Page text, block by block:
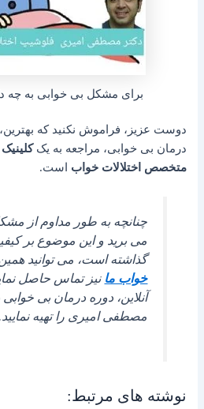
برای مشکل بی خوابی به چه
دوست عزیز، فراموش نکنید که
درمان بی خوابی، مراجعه به یک
متخصص اختلالات خواب است.
چنانچه به طور مداوم از
می برید و این موضوع بر
گذاشته است، می توانید
خواب ما نیز تماس حاصل
آنلاین، دوره درمان بی
مصطفی امیری را تهیه
نوشته های مرتبط: